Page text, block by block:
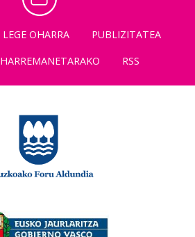
LEGE OHARRA
PUBLIZITATEA
HARREMANETARAKO RSS